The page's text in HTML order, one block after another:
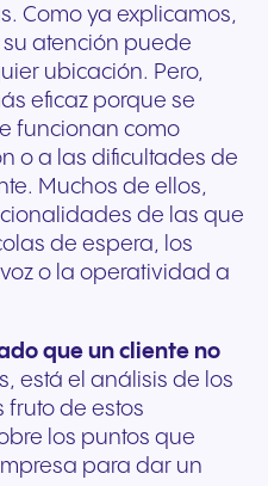
Como ya explicamos,
atención puede
ubicación. Pero,
eficaz porque se
funcionan como
o a las dificultades de
Muchos de ellos,
de las que
de espera, los
o la operatividad a
que un cliente no
está el análisis de los
fruto de estos
los puntos que
para dar un